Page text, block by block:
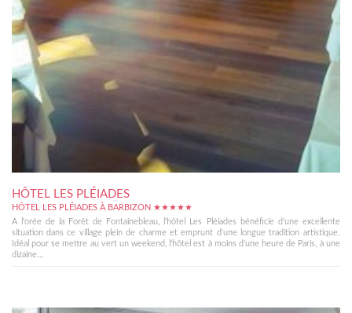
HÔTEL LES PLÉIADES
HÔTEL LES PLÉIADES À BARBIZON ★★★★★
A l'orée de la Forêt de Fontainebleau, l'hôtel Les Pléiades bénéficie d'une excellente
situation dans ce village plein de charme et emprunt d'une longue tradition artistique.
Idéal pour se mettre au vert un weekend, l'hôtel est à moins d'une heure de Paris, à une
dizaine...